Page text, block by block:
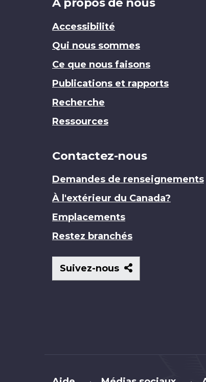
Brand
Accessibilité
Qui nous sommes
Ce que nous faisons
Publications et rapports
Recherche
Ressources
Contactez-nous
Demandes de renseignements
À l'extérieur du Canada?
Emplacements
Restez branchés
Suivez-nous
Suivez-
nous
Brand